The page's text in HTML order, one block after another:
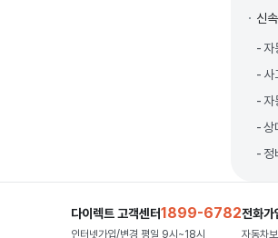
신
자
사
자
상
정
다이렉트 고객센터1899-6782
인터넷가입/변경 평일 9시~18시
전화가
자동차